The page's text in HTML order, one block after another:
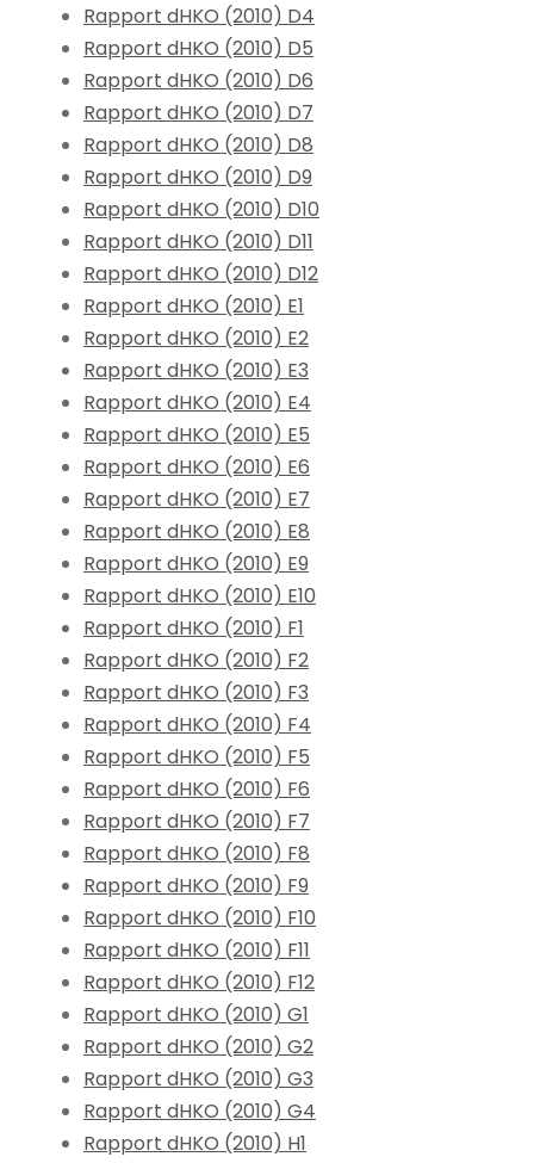
Rapport dHKO (2010) D4
Rapport dHKO (2010) D5
Rapport dHKO (2010) D6
Rapport dHKO (2010) D7
Rapport dHKO (2010) D8
Rapport dHKO (2010) D9
Rapport dHKO (2010) D10
Rapport dHKO (2010) D11
Rapport dHKO (2010) D12
Rapport dHKO (2010) E1
Rapport dHKO (2010) E2
Rapport dHKO (2010) E3
Rapport dHKO (2010) E4
Rapport dHKO (2010) E5
Rapport dHKO (2010) E6
Rapport dHKO (2010) E7
Rapport dHKO (2010) E8
Rapport dHKO (2010) E9
Rapport dHKO (2010) E10
Rapport dHKO (2010) F1
Rapport dHKO (2010) F2
Rapport dHKO (2010) F3
Rapport dHKO (2010) F4
Rapport dHKO (2010) F5
Rapport dHKO (2010) F6
Rapport dHKO (2010) F7
Rapport dHKO (2010) F8
Rapport dHKO (2010) F9
Rapport dHKO (2010) F10
Rapport dHKO (2010) F11
Rapport dHKO (2010) F12
Rapport dHKO (2010) G1
Rapport dHKO (2010) G2
Rapport dHKO (2010) G3
Rapport dHKO (2010) G4
Rapport dHKO (2010) H1